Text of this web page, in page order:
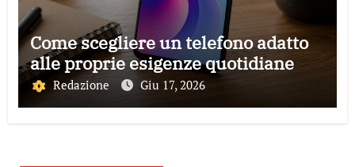
Come scegliere un telefono adatto
alle proprie esigenze quotidiane
Redazione Giu 17, 2026